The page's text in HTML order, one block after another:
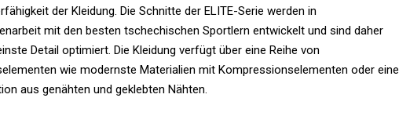
der Kleidung. Die Schnitte der ELITE-Serie werden in
mit den besten tschechischen Sportlern entwickelt und sind daher
Detail optimiert. Die Kleidung verfügt über eine Reihe von
wie modernste Materialien mit Kompressionselementen oder eine
aus genähten und geklebten Nähten.